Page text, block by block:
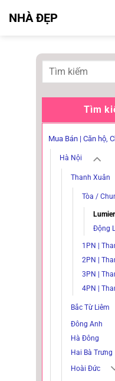
quaNHÀ ĐẸP
Tìm
Mua Bán | Căn hộ,
Hà Nội
Thanh Xuân
Tòa /
Động
1PN |
2PN |
3PN |
4PN |
Bắc Từ Liêm
Đông Anh
Hà Đông
Hai Bà Trưng
Hoài Đức